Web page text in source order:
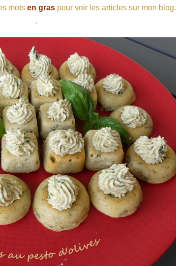
mots en graspour voir les articles sur mon blog.
.